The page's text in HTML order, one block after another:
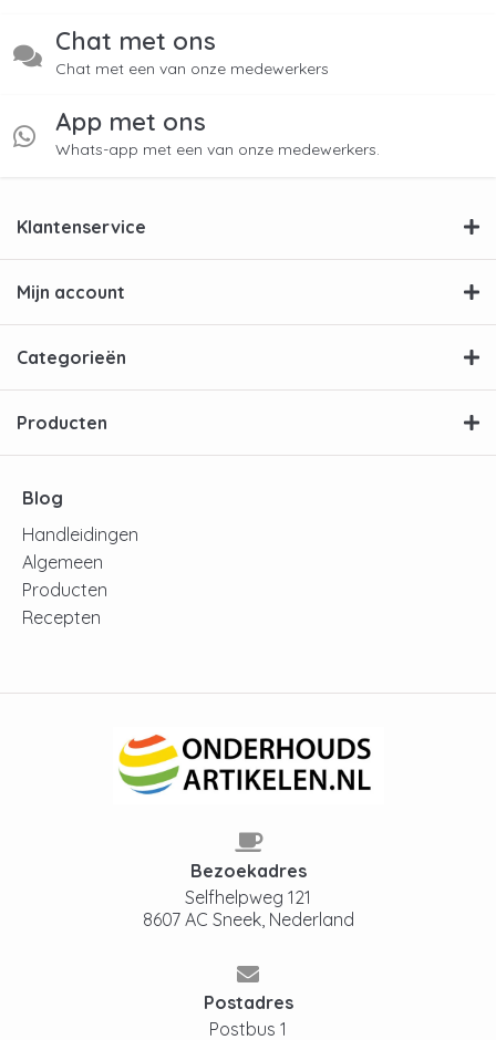
Chat met ons
Chat met een van onze medewerkers
App met ons
Whats-app met een van onze medewerkers.
Klantenservice
Mijn account
Categorieën
Producten
Blog
Handleidingen
Algemeen
Producten
Recepten
Bezoekadres
Selfhelpweg 121
8607 AC Sneek, Nederland
Postadres
Postbus 1